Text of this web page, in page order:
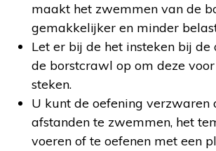
maakt het zwemmen van de
gemakkelijker en minder
Let er bij de het insteken bij
de borstcrawl op om deze
steken.
U kunt de oefening verzwaren
afstanden te zwemmen, het
voeren of te oefenen met een